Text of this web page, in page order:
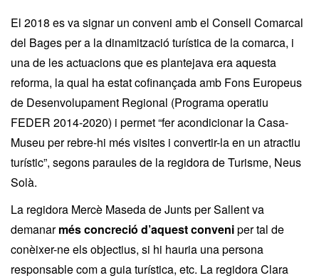
El 2018 es va signar un conveni amb el Consell Comarcal
del Bages per a la dinamització turística de la comarca, i
una de les actuacions que es plantejava era aquesta
reforma, la qual ha estat cofinançada amb Fons Europeus
de Desenvolupament Regional (Programa operatiu
FEDER 2014-2020) i permet “fer acondicionar la Casa-
Museu per rebre-hi més visites i convertir-la en un atractiu
turístic”, segons paraules de la regidora de Turisme, Neus
Solà.
La regidora Mercè Maseda de Junts per Sallent va
demanarmés concreció d’aquest conveniper tal de
conèixer-ne els objectius, si hi hauria una persona
responsable com a guia turística, etc. La regidora Clara